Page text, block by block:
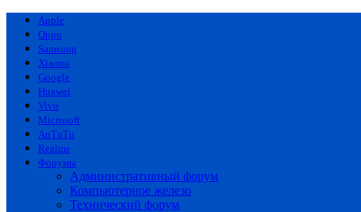
Apple
Oppo
Samsung
Xiaomi
Google
Huawei
Vivo
Microsoft
AnTuTu
Realme
Форумы
Административный форум
Компьютерное железо
Технический форум